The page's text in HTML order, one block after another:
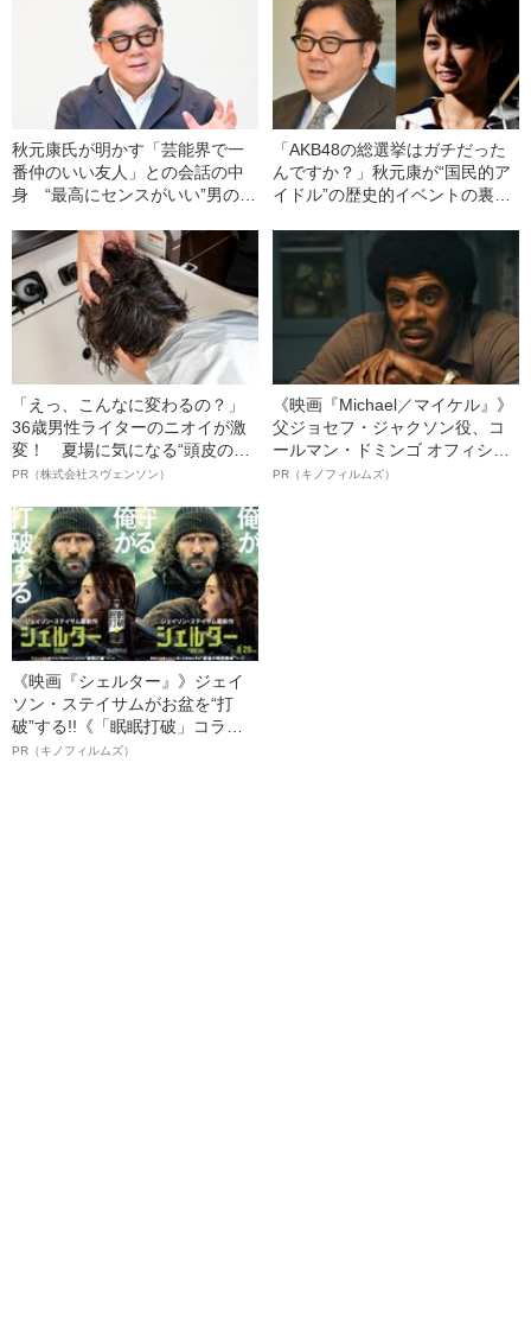
秋元康氏が明かす「芸能界で一
番仲のいい友人」との会話の中
身 “最高にセンスがいい”男の正
「AKB48の総選挙はガチだった
んですか？」秋元康が“国民的ア
イドル”の歴史的イベントの裏側
「えっ、こんなに変わるの？」
36歳男性ライターのニオイが激
変！ 夏場に気になる“頭皮のニ
オイ”や“ベタつき”を解消す
ト”が生み出した徹底ケアとは
PR（株式会社スヴェンソン）
《映画『Michael／マイケル』》
父ジョセフ・ジャクソン役、コ
ールマン・ドミンゴ オフィシャ
ルインタビュー“観客を魅了した
PR（キノフィルムズ）
《映画『シェルター』》ジェイ
ソン・ステイサムがお盆を“打
破”する!!《「眠眠打破」コラ
ボ》
PR（キノフィルムズ）